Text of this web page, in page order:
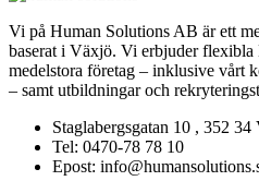
Vi på Human Solutions AB är ett
baserat i Växjö. Vi erbjuder
medelstora företag – inklusive vårt
– samt utbildningar och
Staglabergsgatan 10 , 352
Tel: 0470-78 78 10
Epost: